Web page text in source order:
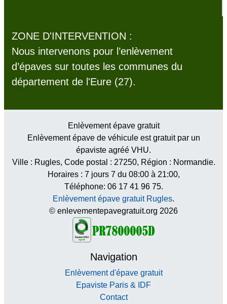
ZONE D'INTERVENTION :
Nous intervenons pour l’enlèvement
d’épaves sur toutes les communes du
département de l'Eure (27).
Enlèvement épave gratuit
Enlèvement épave de véhicule est gratuit par un
épaviste agréé VHU.
Ville : Rugles, Code postal : 27250, Région : Normandie.
Horaires : 7 jours 7 du 08:00 à 21:00,
Téléphone: 06 17 41 96 75.
Enlèvement épave gratuit Rugles.
© enlevementepavegratuit.org 2026
Navigation
Enlèvement d'épave gratuit
Epaviste Paris & IDF
Contact